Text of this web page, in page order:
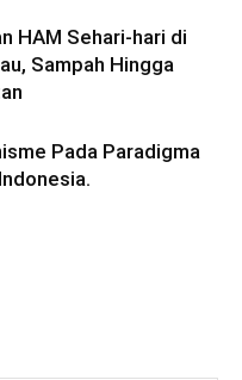
HAM Sehari-hari di
Sampah Hingga
Pada Paradigma